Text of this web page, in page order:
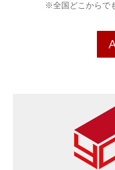
※全国どこからで